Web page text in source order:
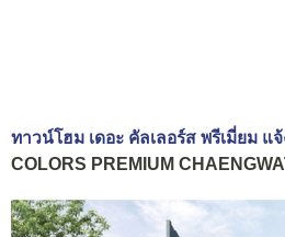
ทาวน์โฮม เดอะ คัลเลอร์ส พรีเมี่ยม
COLORS PREMIUM